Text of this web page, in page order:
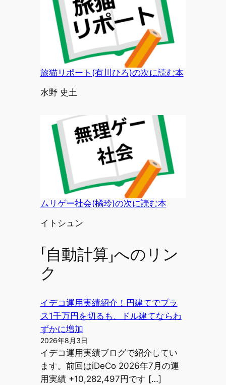
旅猫リポート(有川ひろ)の次に読む本
投稿者
水野 史土
ムリゲー社会(橘玲)の次に読む本
投稿者
イトシュン
「自動計算」へのリン
ク
イデコ運用実績紹介！円建てでプラ
ス1千万円を切るも、ドル建てならわ
ずかに増加
2026年8月3日
イデコ運用実績ブログで紹介してい
ます。前回はiDeCo 2026年7月の運
用実績 +10,282,497円です […]